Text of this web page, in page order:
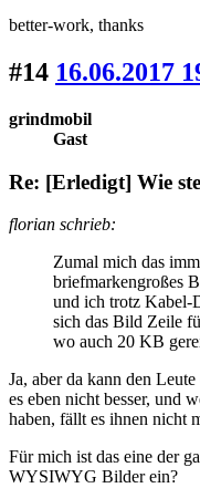
better-work, thanks
#14 16.06.2017
grindmobil
Gast
Re: [Erledigt] Wie
florian schrieb:
Zumal mich das
briefmarkengroßes
und ich trotz Kabel-
sich das Bild Zeile
wo auch 20 KB
Ja, aber da kann den
es eben nicht besser, und
haben, fällt es ihnen nicht
Für mich ist das eine der
WYSIWYG Bilder ein?